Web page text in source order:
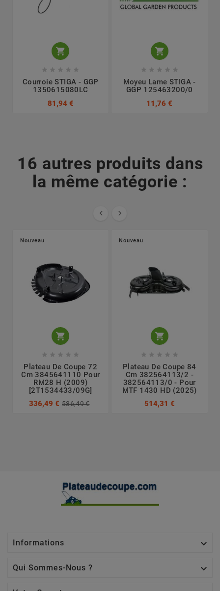

    
Courroie STIGA - GGP
1350615080LC
81,94 €

    
Moyeu Lame STIGA -
GGP 125463200/0
11,76 €
16 autres produits dans
la même catégorie :
 
Nouveau

    
Plateau De Coupe 72
Cm 3845641110 Pour
RM28 H (2009)
[2T1534433/09G]
336,49 € 586,49 €
Nouveau

    
Plateau De Coupe 84
Cm 382564113/2 -
382564113/0 - Pour
MTF 1430 HD (2025)
514,31 €
Informations 
Qui Sommes-Nous ? 